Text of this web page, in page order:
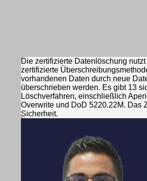
Die zertifizierte Datenlöschung
zertifizierte
vorhandenen Daten durch neue
überschrieben werden. Es gibt 13
Löschverfahren, einschließlich
Overwrite und DoD 5220.22M. Das
Sicherheit.